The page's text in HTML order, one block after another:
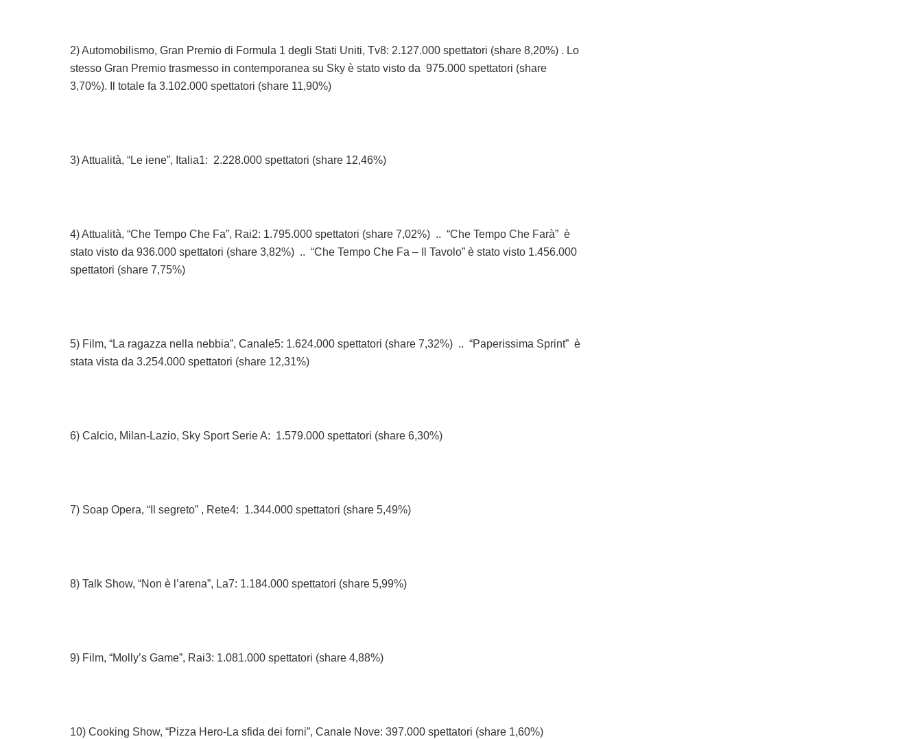
2) Automobilismo, Gran Premio di Formula 1 degli Stati Uniti, Tv8: 2.127.000 spettatori (share 8,20%) . Lo
stesso Gran Premio trasmesso in contemporanea su Sky è stato visto da 975.000 spettatori (share
3,70%). Il totale fa 3.102.000 spettatori (share 11,90%)
3) Attualità, “Le iene”, Italia1: 2.228.000 spettatori (share 12,46%)
4) Attualità, “Che Tempo Che Fa”, Rai2: 1.795.000 spettatori (share 7,02%) .. “Che Tempo Che Farà” è
stato visto da 936.000 spettatori (share 3,82%) .. “Che Tempo Che Fa – Il Tavolo” è stato visto 1.456.000
spettatori (share 7,75%)
5) Film, “La ragazza nella nebbia”, Canale5: 1.624.000 spettatori (share 7,32%) .. “Paperissima Sprint” è
stata vista da 3.254.000 spettatori (share 12,31%)
6) Calcio, Milan-Lazio, Sky Sport Serie A: 1.579.000 spettatori (share 6,30%)
7) Soap Opera, “Il segreto” , Rete4: 1.344.000 spettatori (share 5,49%)
8) Talk Show, “Non è l’arena”, La7: 1.184.000 spettatori (share 5,99%)
9) Film, “Molly’s Game”, Rai3: 1.081.000 spettatori (share 4,88%)
10) Cooking Show, “Pizza Hero-La sfida dei forni”, Canale Nove: 397.000 spettatori (share 1,60%)